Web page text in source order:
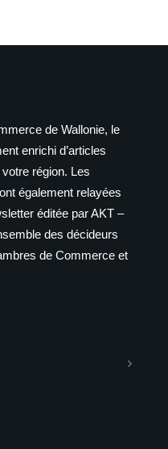
de Wallonie, le
enrichi d’articles
région. Les
également relayées
éditée par AKT –
des décideurs
de Commerce et